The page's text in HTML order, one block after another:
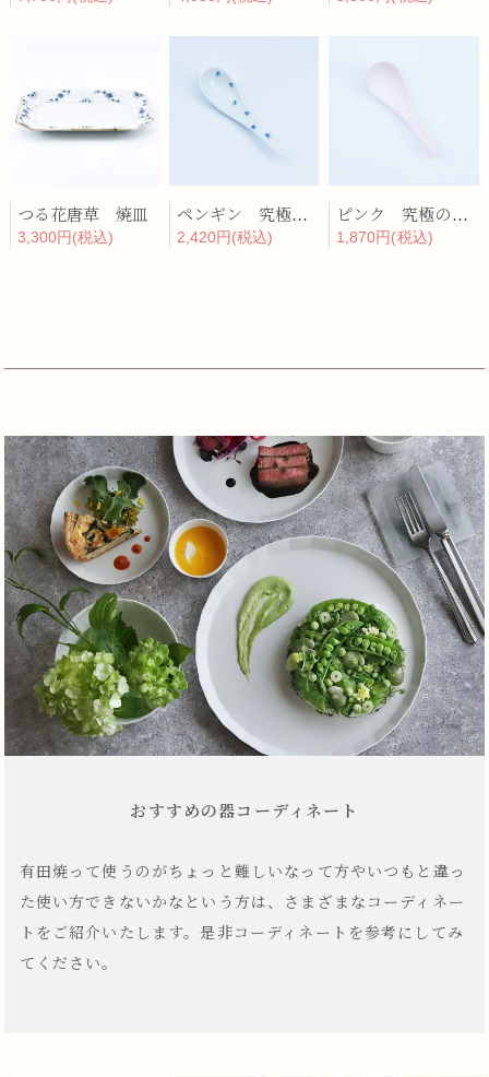
つる花唐草 焼皿
3,300円(税込)
ペンギン 究極のレンゲ
2,420円(税込)
ピンク 究極のレンゲ
1,870円(税込)
おすすめの器コーディネート
有田焼って使うのがちょっと難しいなって方やいつもと違っ
た使い方できないかなという方は、さまざまなコーディネー
トをご紹介いたします。是非コーディネートを参考にしてみ
てください。